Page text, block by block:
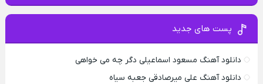
پست های جدید
دانلود آهنگ مسعود اسماعیلی دگر چه می خواهی
دانلود آهنگ علی میرصادقی جعبه سیاه